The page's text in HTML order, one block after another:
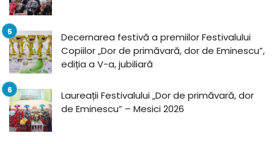
Decernarea festivă a premiilor Festivalului
Copiilor „Dor de primăvară, dor de Eminescu”,
ediția a V-a, jubiliară
Laureații Festivalului „Dor de primăvară, dor
de Eminescu” – Mesici 2026